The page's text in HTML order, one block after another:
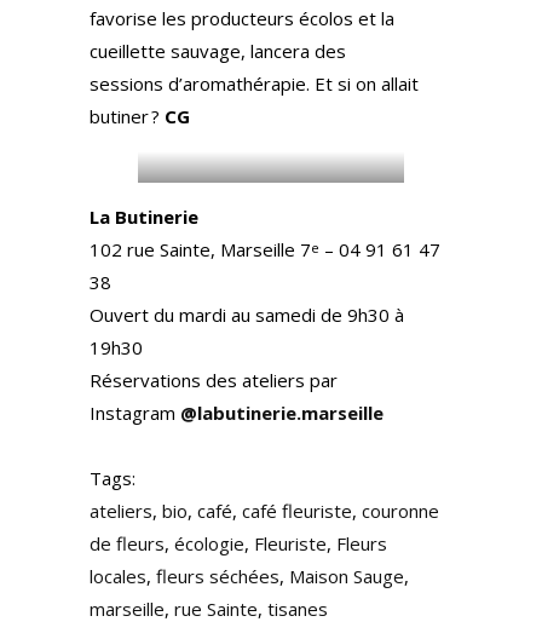
favorise les producteurs écolos et la
cueillette sauvage, lancera des
sessions d’aromathérapie. Et si on allait
butiner ? CG
La Butinerie
102 rue Sainte, Marseille 7e – 04 91 61 47
38
Ouvert du mardi au samedi de 9h30 à
19h30
Réservations des ateliers par
Instagram @labutinerie.marseille
Tags:
ateliers, bio, café, café fleuriste, couronne
de fleurs, écologie, Fleuriste, Fleurs
locales, fleurs séchées, Maison Sauge,
marseille, rue Sainte, tisanes